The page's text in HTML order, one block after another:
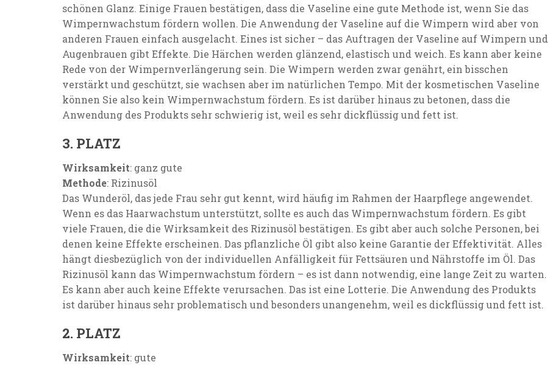
schönen Glanz. Einige Frauen bestätigen, dass die Vaseline eine gute Methode ist, wenn Sie das
Wimpernwachstum fördern wollen. Die Anwendung der Vaseline auf die Wimpern wird aber von
anderen Frauen einfach ausgelacht. Eines ist sicher – das Auftragen der Vaseline auf Wimpern und
Augenbrauen gibt Effekte. Die Härchen werden glänzend, elastisch und weich. Es kann aber keine
Rede von der Wimpernverlängerung sein. Die Wimpern werden zwar genährt, ein bisschen
verstärkt und geschützt, sie wachsen aber im natürlichen Tempo. Mit der kosmetischen Vaseline
können Sie also kein Wimpernwachstum fördern. Es ist darüber hinaus zu betonen, dass die
Anwendung des Produkts sehr schwierig ist, weil es sehr dickflüssig und fett ist.
3. PLATZ
Wirksamkeit: ganz gute
Methode: Rizinusöl
Das Wunderöl, das jede Frau sehr gut kennt, wird häufig im Rahmen der Haarpflege angewendet.
Wenn es das Haarwachstum unterstützt, sollte es auch das Wimpernwachstum fördern. Es gibt
viele Frauen, die die Wirksamkeit des Rizinusöl bestätigen. Es gibt aber auch solche Personen, bei
denen keine Effekte erscheinen. Das pflanzliche Öl gibt also keine Garantie der Effektivität. Alles
hängt diesbezüglich von der individuellen Anfälligkeit für Fettsäuren und Nährstoffe im Öl. Das
Rizinusöl kann das Wimpernwachstum fördern – es ist dann notwendig, eine lange Zeit zu warten.
Es kann aber auch keine Effekte verursachen. Das ist eine Lotterie. Die Anwendung des Produkts
ist darüber hinaus sehr problematisch und besonders unangenehm, weil es dickflüssig und fett ist.
2. PLATZ
Wirksamkeit: gute